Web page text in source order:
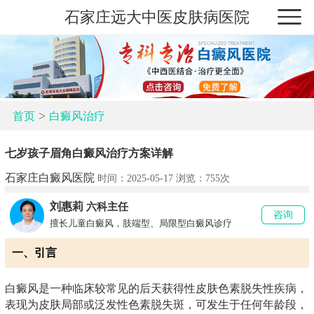
石家庄远大中医皮肤病医院
首页> 白癜风治疗
七岁孩子眉角白癜风治疗方案详解
石家庄白癜风医院 时间：2025-05-17 浏览： 755次
刘惠莉 六科主任
擅长儿童白癜风，肢端型、局限型白癜风诊疗
咨询
一、引言
白癜风是一种临床较常见的后天获得性皮肤色素脱失性疾病，
表现为皮肤局部或泛发性色素脱失斑，可发生于任何年龄段，